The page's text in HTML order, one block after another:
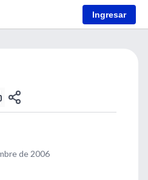
Ingresar
de 2006